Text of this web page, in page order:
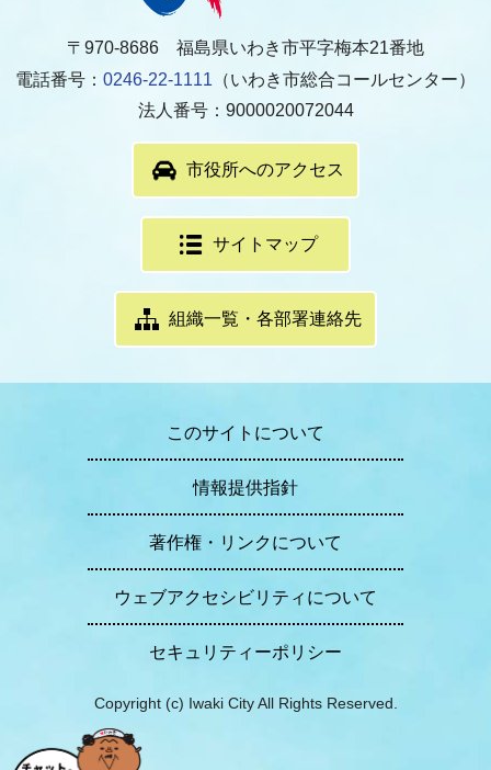
〒970-8686 福島県いわき市平字梅本21番地
電話番号： 0246-22-1111 （いわき市総合コールセンター）
法人番号：9000020072044
市役所へのアクセス
サイトマップ
組織一覧・各部署連絡先
このサイトについて
情報提供指針
著作権・リンクについて
ウェブアクセシビリティについて
セキュリティーポリシー
Copyright (c) Iwaki City All Rights Reserved.